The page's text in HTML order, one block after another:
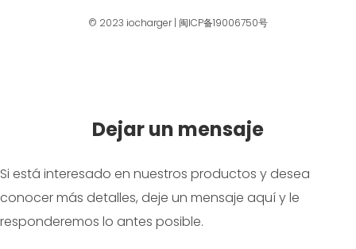
© 2023 iocharger| 闽ICP备19006750号
Dejar un mensaje
Si está interesado en nuestros productos y desea
conocer más detalles, deje un mensaje aquí y le
responderemos lo antes posible.